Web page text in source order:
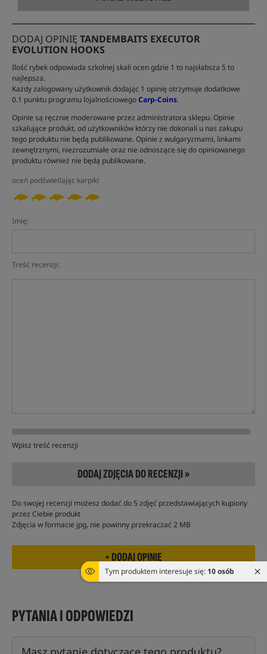
Tym produktem interesuje się: 10 osób
DODAJ OPINIĘ TANDEMBAITS EXECUTOR
EVOLUTION HOOKS
Ilość rybek odpowiada szkolnej skali ocen gdzie 1 to najsłabsza 5 to
najlepsza.
Każdy zalogowany użytkownik dodając 1 opinię otrzymuje dodatkowe
0.1 punktu programu lojalnościowegoCarp-Coins.
Opinie są ręcznie moderowane przez administratora sklepu. Opinie
szkalujące produkt, od użytkowników którzy nie dokonali u nas zakupu
tego produktu nie będą publikowane. Opinie z wulgaryzmami, linkami
zewnętrznymi, niezrozumiałe oraz nie odnoszące się do opiniowanego
produktu również nie będą publikowane.
oceń podświetlając karpiki
Imię:
Treść recenzji:
Wpisz treść recenzji
DODAJ ZDJĘCIA DO RECENZJI »
Do swojej recenzji możesz dodać do 5 zdjęć przedstawiających kupiony
przez Ciebie produkt
Zdjęcia w formacie jpg, nie powinny przekraczać 2 MB
PYTANIA I ODPOWIEDZI